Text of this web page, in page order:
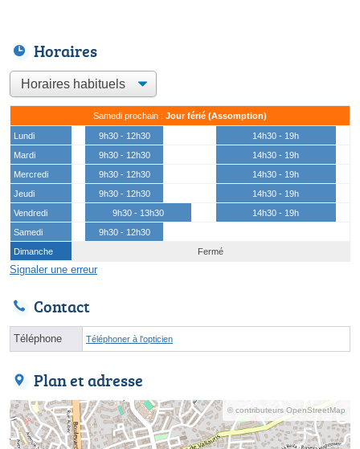
Horaires
Samedi prochain : Jour férié (Assomption)
Lundi 9h30 - 12h30
14h30 - 19h
Mardi
9h30 - 12h30
14h30 - 19h
Mercredi
9h30 - 12h30
14h30 - 19h
Jeudi
9h30 - 12h30
14h30 - 19h
Vendredi
9h30 - 13h30
14h30 - 19h
Samedi
9h30 - 12h30
Dimanche
Fermé
Signaler une erreur
Contact
Téléphone Téléphoner à l'opticien
Plan et adresse
© contributeurs OpenStreetMap